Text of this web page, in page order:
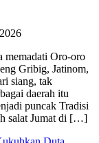
Oro-oro
Gribig, Jatinom,
siang, tak
daerah itu
puncak Tradisi
salat Jumat di […]